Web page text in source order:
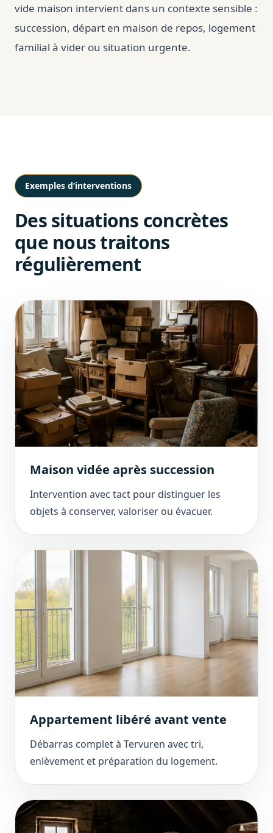
vide maison intervient dans un contexte sensible :
succession, départ en maison de repos, logement
familial à vider ou situation urgente.
Exemples d’interventions
Des situations concrètes
que nous traitons
régulièrement
Maison vidée après succession
Intervention avec tact pour distinguer les
objets à conserver, valoriser ou évacuer.
Appartement libéré avant vente
Débarras complet à Tervuren avec tri,
enlèvement et préparation du logement.